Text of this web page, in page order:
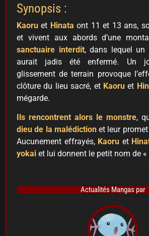
Synopsis :
Kaoru et Hinata ont 11 et 13 ans,
et vivent aux abords d’une
sanctuaire interdit, dans lequel un
aurait jadis été enfermé. Un
glissement de terrain provoque
clôture du lieu sacré, et Kaoru et
mégarde.
Ils rencontrent alors le monstre,
dieu de la malédictionet leur promet
Aucunement effrayés, Kaoru et
yokai et lui donnent le petit nom de «
Actualités Mangas par